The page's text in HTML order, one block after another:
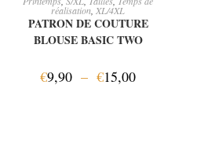
réalisation XL/4XL
PATRON DE COUTURE
BLOUSE BASIC TWO
€9,90 – €15,00